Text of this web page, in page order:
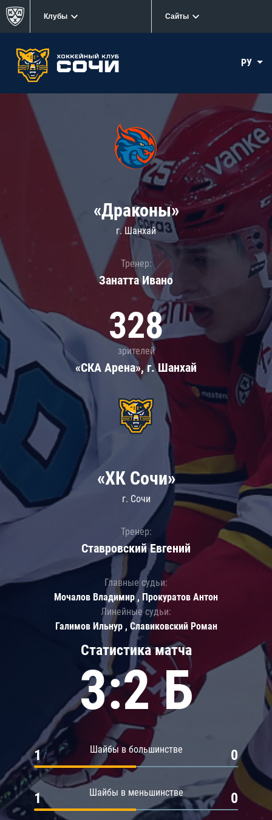
Клубы Сайты
РУ
«Драконы»
г. Шанхай
Тренер:
Занатта Иванo
328
зрителей
«СКА Арена», г. Шанхай
Статистика матча
3:2 Б
Шайбы в большинстве
1 0
Шайбы в меньшинстве
1 0
«ХК Сочи»
г. Сочи
Тренер:
Ставровский Евгений
Главные судьи:
Мочалов Владимир , Прокуратов Антон
Линейные судьи:
Галимов Ильнур , Славиковский Роман